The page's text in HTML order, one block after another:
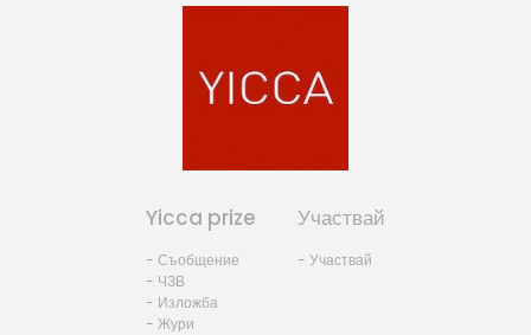
Yicca prize
- Съобщение
- ЧЗВ
- Изложба
- Жури
Участвай
- Участвай